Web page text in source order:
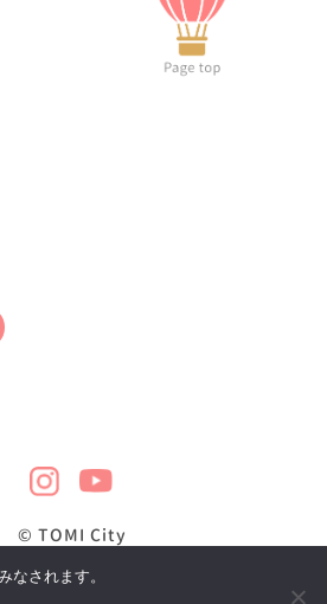
© TOMI City
されます。